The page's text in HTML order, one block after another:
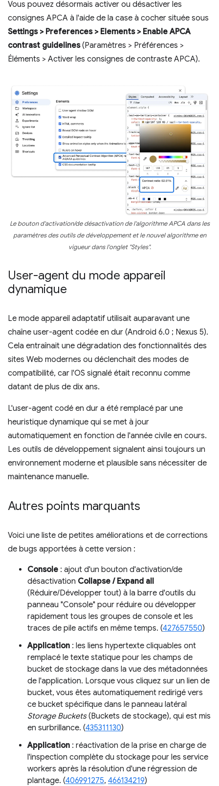
Vous pouvez désormais activer ou désactiver les
consignes APCA à l'aide de la case à cocher située sous
Settings > Preferences > Elements > Enable APCA
contrast guidelines(Paramètres > Préférences >
Éléments > Activer les consignes de contraste APCA).
Le bouton d'activation/de désactivation de l'algorithme APCA dans les
paramètres des outils de développement et le nouvel algorithme en
vigueur dans l'onglet "Styles".
User-agent du mode appareil
dynamique
Le mode appareil adaptatif utilisait auparavant une
chaîne user-agent codée en dur (Android 6.0 ; Nexus 5).
Cela entraînait une dégradation des fonctionnalités des
sites Web modernes ou déclenchait des modes de
compatibilité, car l'OS signalé était reconnu comme
datant de plus de dix ans.
L'user-agent codé en dur a été remplacé par une
heuristique dynamique qui se met à jour
automatiquement en fonction de l'année civile en cours.
Les outils de développement signalent ainsi toujours un
environnement moderne et plausible sans nécessiter de
maintenance manuelle.
Autres points marquants
Voici une liste de petites améliorations et de corrections
de bugs apportées à cette version :
Console : ajout d'un bouton d'activation/de
désactivation Collapse / Expand all
(Réduire/Développer tout) à la barre d'outils du
panneau "Console" pour réduire ou développer
rapidement tous les groupes de console et les
traces de pile actifs en même temps. (427657550)
Application : les liens hypertexte cliquables ont
remplacé le texte statique pour les champs de
bucket de stockage dans la vue des métadonnées
de l'application. Lorsque vous cliquez sur un lien de
bucket, vous êtes automatiquement redirigé vers
ce bucket spécifique dans le panneau latéral
Storage Buckets(Buckets de stockage), qui est mis
en surbrillance. (435311130)
Application : réactivation de la prise en charge de
l'inspection complète du stockage pour les service
workers après la résolution d'une régression de
plantage. (406991275, 466134219)